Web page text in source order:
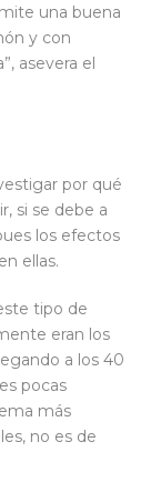
una buena
y con
asevera el
por qué
si se debe a
los efectos
ellas.
tipo de
eran los
a los 40
pocas
más
no es de